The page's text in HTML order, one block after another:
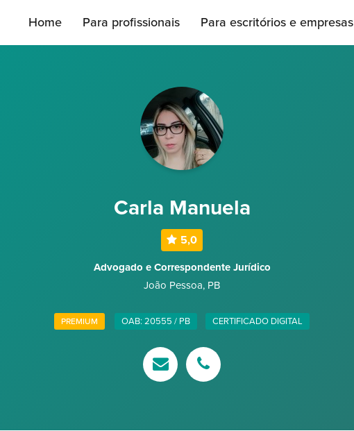
Home Para profissionais Para escritórios e empresas
Carla Manuela
5,0
Advogado e Correspondente Jurídico
João Pessoa, PB
PREMIUM OAB: 20555 / PB CERTIFICADO DIGITAL